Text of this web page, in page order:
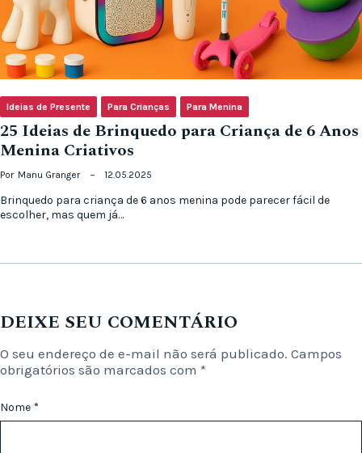
Ideias de Presente Para Crianças Para Menina
25 Ideias de Brinquedo para Criança de 6 Anos
Menina Criativos
Por Manu Granger 12.05.2025
Brinquedo para criança de 6 anos menina pode parecer fácil de
escolher, mas quem já…
DEIXE SEU COMENTÁRIO
O seu endereço de e-mail não será publicado. Campos
obrigatórios são marcados com *
Nome *